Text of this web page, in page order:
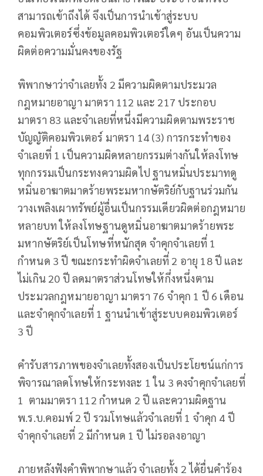
สามารถเข้าถึงได้ จึงเป็นการนําเข้าสู่ระบบ
คอมพิวเตอร์ซึ่งข้อมูลคอมพิวเตอร์ใดๆ อันเป็นความ
ผิดต่อความมั่นคงของรัฐ
พิพากษาว่าจำเลยทั้ง 2 มีความผิดตามประมวล
กฎหมายอาญา มาตรา 112 และ 217 ประกอบ
มาตรา 83 และจำเลยที่หนึ่งมีความผิดตามพระราช
บัญญัติคอมพิวเตอร์ มาตรา 14 (3) การกระทำของ
จำเลยที่ 1 เป็นความผิดหลายกรรมต่างกันให้ลงโทษ
ทุกกรรมเป็นกระทงความผิดไป ฐานหมิ่นประมาทดู
หมิ่นอาฆาตมาดร้ายพระมหากษัตริย์กับฐานร่วมกัน
วางเพลิงเผาทรัพย์ผู้อื่นเป็นกรรมเดียวผิดต่อกฎหมาย
หลายบท ให้ลงโทษฐานดูหมิ่นอาฆาตมาดร้ายพระ
มหากษัตริย์เป็นโทษที่หนักสุด จำคุกจำเลยที่ 1
กำหนด 3 ปี ขณะกระทำผิดจำเลยที่ 2 อายุ 18 ปี และ
ไม่เกิน 20 ปี ลดมาตราส่วนโทษให้กึ่งหนึ่งตาม
ประมวลกฎหมายอาญา มาตรา 76 จำคุก 1 ปี 6 เดือน
และจำคุกจำเลยที่ 1 ฐานนำเข้าสู่ระบบคอมพิวเตอร์
3 ปี
คำรับสารภาพของจำเลยทั้งสองเป็นประโยชน์แก่การ
พิจารณาลดโทษให้กระทงละ 1 ใน 3 คงจำคุกจำเลยที่
1 ตามมาตรา 112 กำหนด 2 ปี และความผิดฐาน
พ.ร.บ.คอมพ์ 2 ปี รวมโทษแล้วจำเลยที่ 1 จำคุก 4 ปี
จำคุกจำเลยที่ 2 มีกำหนด 1 ปี ไม่รอลงอาญา
ภายหลังฟังคำพิพากษาแล้ว จำเลยทั้ง 2 ได้ยื่นคำร้อง